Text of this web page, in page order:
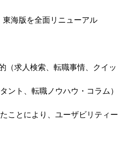
海版を全面リニューアル
（求人検索、転職事情、クイッ
ント、転職ノウハウ・コラム）
ことにより、ユーザビリティー